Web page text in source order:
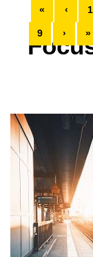
« ‹ 1
9 › »